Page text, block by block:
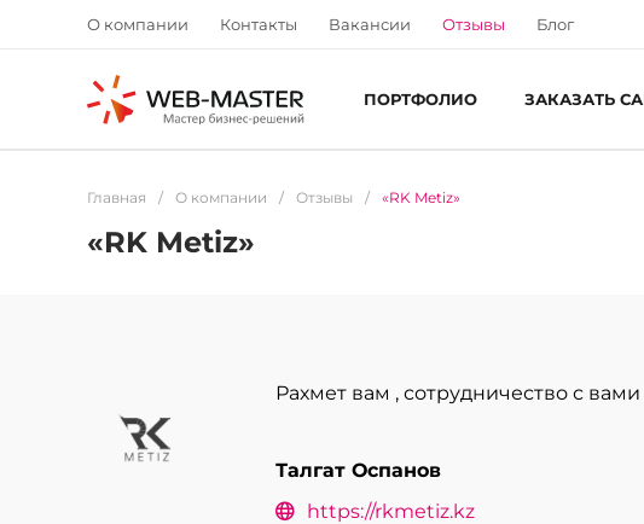
О компании Контакты Вакансии Отзывы Блог
ПОРТФОЛИО ЗАКАЗАТЬ
Главная / О компании / Отзывы / «RK Metiz»
«RK Metiz»
Рахмет вам , сотрудничество с
Талгат Оспанов
https://rkmetiz.kz